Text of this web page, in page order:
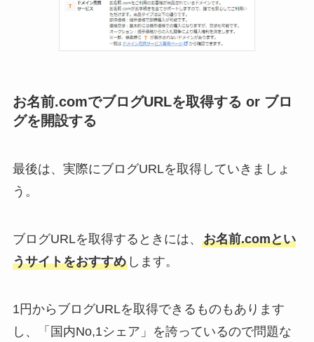
お名前.comでブログURLを取得する or ブロ
グを開設する
最後は、実際にブログURLを取得していきましょ
う。
ブログURLを取得するときには、 お名前.comとい
うサイトをおすすめします。
1円からブログURLを取得できるものもあります
し、「国内No,1シェア」を誇っているので問題な